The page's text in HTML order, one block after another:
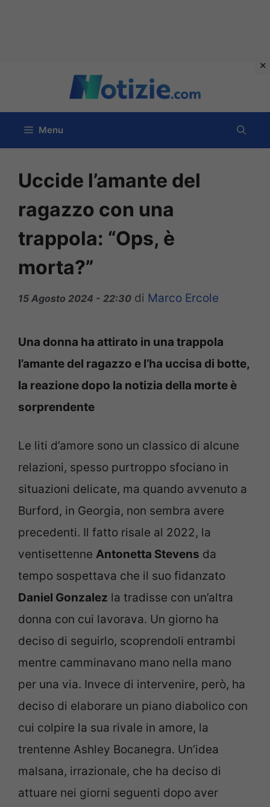
contenuto
Menu
Uccide l’amante del
ragazzo con una
trappola: “Ops, è
morta?”
15 Agosto 2024 - 22:30 di Marco Ercole
Una donna ha attirato in una trappola
l’amante del ragazzo e l’ha uccisa di botte,
la reazione dopo la notizia della morte è
sorprendente
Le liti d’amore sono un classico di alcune
relazioni, spesso purtroppo sfociano in
situazioni delicate, ma quando avvenuto a
Burford, in Georgia, non sembra avere
precedenti. Il fatto risale al 2022, la
ventisettenne Antonetta Stevens da
tempo sospettava che il suo fidanzato
Daniel Gonzalez la tradisse con un’altra
donna con cui lavorava. Un giorno ha
deciso di seguirlo, scoprendoli entrambi
mentre camminavano mano nella mano
per una via. Invece di intervenire, però, ha
deciso di elaborare un piano diabolico con
cui colpire la sua rivale in amore, la
trentenne Ashley Bocanegra. Un’idea
malsana, irrazionale, che ha deciso di
attuare nei giorni seguenti dopo aver